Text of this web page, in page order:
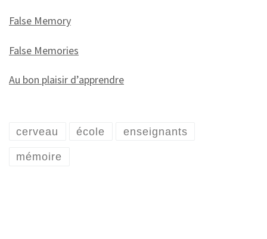
False Memory
False Memories
Au bon plaisir d’apprendre
cerveau école enseignants
mémoire